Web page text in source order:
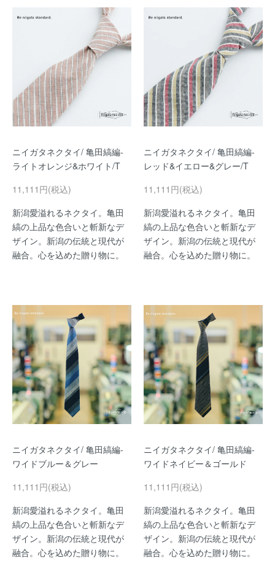
ニイガタネクタイ/ 亀田縞編-
ライトオレンジ&ホワイト/T
11,111円(税込)
新潟愛溢れるネクタイ。亀田
縞の上品な色合いと斬新なデ
ザイン。新潟の伝統と現代が
融合。心を込めた贈り物に。
ニイガタネクタイ/ 亀田縞編-
レッド&イエロー&グレー/T
11,111円(税込)
新潟愛溢れるネクタイ。亀田
縞の上品な色合いと斬新なデ
ザイン。新潟の伝統と現代が
融合。心を込めた贈り物に。
ニイガタネクタイ/ 亀田縞編-
ワイドブルー＆グレー
11,111円(税込)
新潟愛溢れるネクタイ。亀田
縞の上品な色合いと斬新なデ
ザイン。新潟の伝統と現代が
融合。心を込めた贈り物に。
ニイガタネクタイ/ 亀田縞編-
ワイドネイビー＆ゴールド
11,111円(税込)
新潟愛溢れるネクタイ。亀田
縞の上品な色合いと斬新なデ
ザイン。新潟の伝統と現代が
融合。心を込めた贈り物に。